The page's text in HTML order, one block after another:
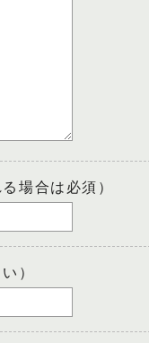
場合は必須）
）